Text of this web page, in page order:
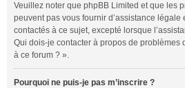
Veuillez noter que phpBB Limited et que les
peuvent pas vous fournir d’assistance légale
contactés à ce sujet, excepté lorsque
Qui dois-je contacter à propos de problèmes
à ce forum ? ».
Pourquoi ne puis-je pas m’inscrire ?